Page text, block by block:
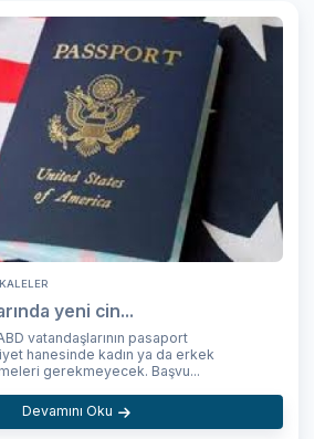
yeni cin...
vatandaşlarının pasaport
hanesinde kadın ya da erkek
gerekmeyecek. Başvu...
Devamını Oku